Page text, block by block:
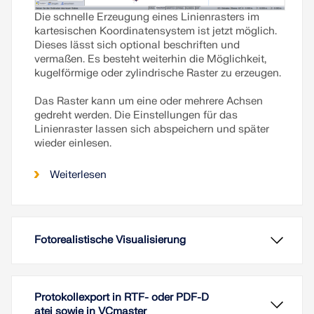
Die schnelle Erzeugung eines Linienrasters im
kartesischen Koordinatensystem ist jetzt möglich.
Dieses lässt sich optional beschriften und
vermaßen. Es besteht weiterhin die Möglichkeit,
kugelförmige oder zylindrische Raster zu erzeugen.
Das Raster kann um eine oder mehrere Achsen
gedreht werden. Die Einstellungen für das
Linienraster lassen sich abspeichern und später
wieder einlesen.
Weiterlesen
Fotorealistische Visualisierung
Protokollexport in RTF- oder PDF-D